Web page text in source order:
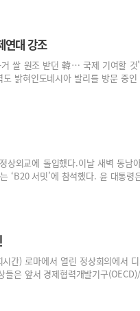
연대 강조
쌀 원조 받던 韓… 국제 기여할 것
도 밝혀인도네시아 발리를 방문
상외교에 돌입했다.이날 새벽 동남
‘B20 서밋’에 참석했다. 윤 대통령
간) 로마에서 열린 정상회의에서
들은 앞서 경제협력개발기구